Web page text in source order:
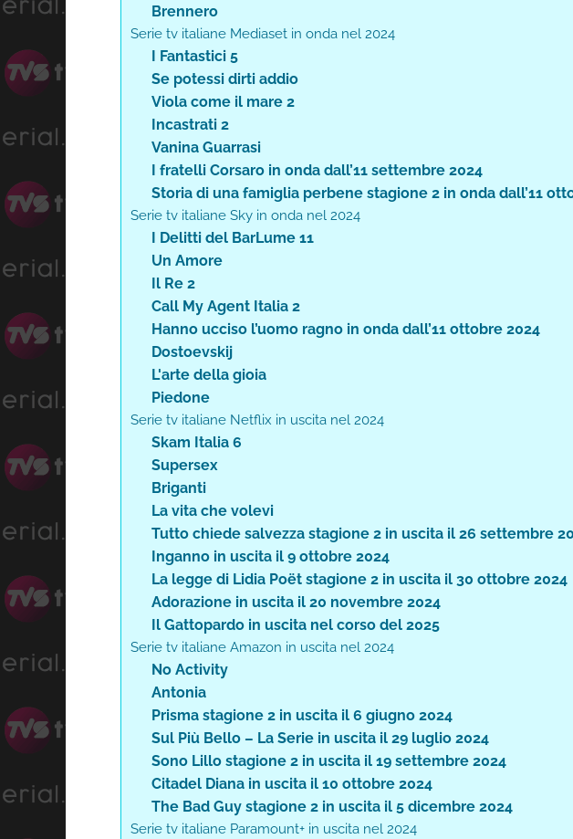
Brennero
Serie tv italiane Mediaset in onda nel 2024
I Fantastici 5
Se potessi dirti addio
Viola come il mare 2
Incastrati 2
Vanina Guarrasi
I fratelli Corsaro in onda dall’11 settembre 2024
Storia di una famiglia perbene stagione 2 in onda dall’11
Serie tv italiane Sky in onda nel 2024
I Delitti del BarLume 11
Un Amore
Il Re 2
Call My Agent Italia 2
Hanno ucciso l’uomo ragno in onda dall’11 ottobre 2024
Dostoevskij
L'arte della gioia
Piedone
Serie tv italiane Netflix in uscita nel 2024
Skam Italia 6
Supersex
Briganti
La vita che volevi
Tutto chiede salvezza stagione 2 in uscita il 26 settembre
Inganno in uscita il 9 ottobre 2024
La legge di Lidia Poët stagione 2 in uscita il 30 ottobre 2024
Adorazione in uscita il 20 novembre 2024
Il Gattopardo in uscita nel corso del 2025
Serie tv italiane Amazon in uscita nel 2024
No Activity
Antonia
Prisma stagione 2 in uscita il 6 giugno 2024
Sul Più Bello – La Serie in uscita il 29 luglio 2024
Sono Lillo stagione 2 in uscita il 19 settembre 2024
Citadel Diana in uscita il 10 ottobre 2024
The Bad Guy stagione 2 in uscita il 5 dicembre 2024
Serie tv italiane Paramount+ in uscita nel 2024